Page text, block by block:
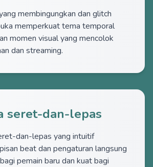
membingungkan dan glitch
memperkuat tema temporal
momen visual yang mencolok
dan streaming.
seret-dan-lepas
dan-lepas yang intuitif
beat dan pengaturan langsung
pemain baru dan kuat bagi